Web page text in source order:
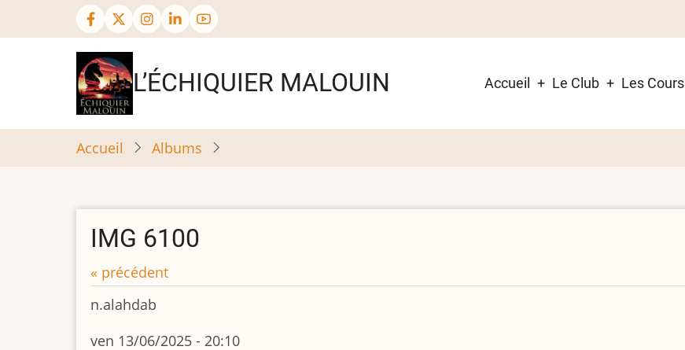
au
L’ÉCHIQUIER MALOUIN
Navigation
Accueil Le Club Les Cours
Accueil Albums
IMG 6100
« précédent
n.alahdab
ven 13/06/2025 - 20:10